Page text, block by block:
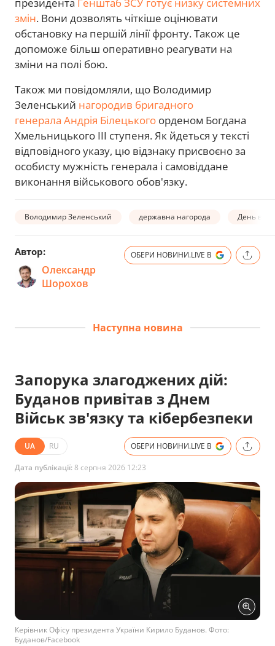
президента Генштаб ЗСУ готує низку системних
змін. Вони дозволять чіткіше оцінювати
обстановку на першій лінії фронту. Також це
допоможе більш оперативно реагувати на
зміни на полі бою.
Також ми повідомляли, що Володимир
Зеленський нагородив бригадного
генерала Андрія Білецького орденом Богдана
Хмельницького III ступеня. Як йдеться у тексті
відповідного указу, цю відзнаку присвоєно за
особисту мужність генерала і самовіддане
виконання військового обов'язку.
Володимир Зеленський державна нагорода День
Автор:
Олександр
Шорохов
ОБЕРИ НОВИНИ.LIVE В
Наступна новина
Запорука злагоджених дій:
Буданов привітав з Днем
Військ зв'язку та кібербезпеки
UA RU ОБЕРИ НОВИНИ.LIVE В
Дата публікації:8 серпня 2026 12:23
Керівник Офісу президента України Кирило Буданов. Фото:
Буданов/Facebook